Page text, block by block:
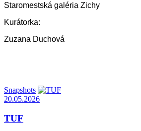
Staromestská galéria Zichy
Kurátorka:
Zuzana Duchová
Snapshots
20.05.2026
TUF